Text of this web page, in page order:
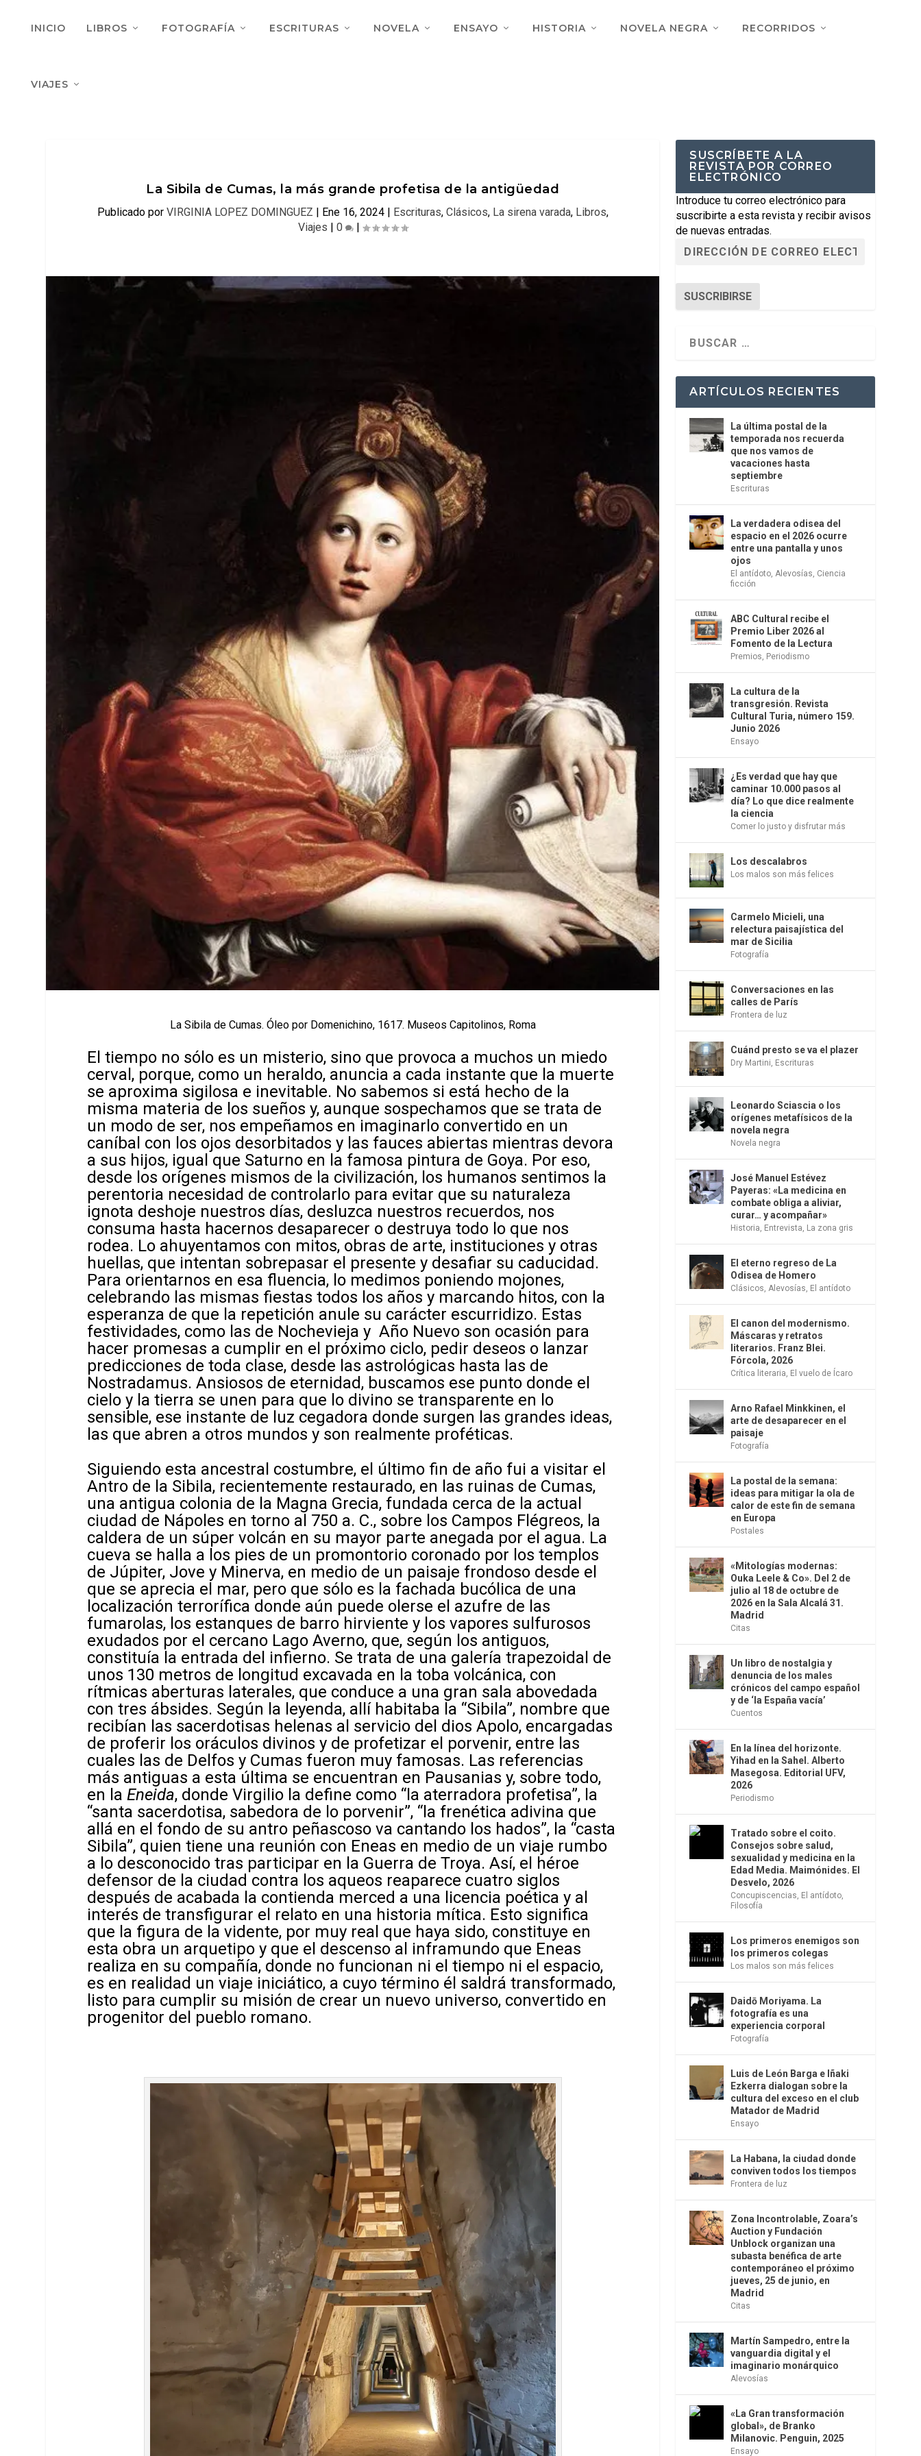
INICIO LIBROS FOTOGRAFÍA ESCRITURAS NOVELA ENSAYO HISTORIA NOVELA NEGRA RECORRIDOS
VIAJES
La Sibila de Cumas, la más grande profetisa de la antigüedad
Publicado por VIRGINIA LOPEZ DOMINGUEZ | Ene 16, 2024| Escrituras, Clásicos, La sirena varada, Libros,
Viajes | 0 |
La Sibila de Cumas. Óleo por Domenichino, 1617. Museos Capitolinos, Roma
El tiempo no sólo es un misterio, sino que provoca a muchos un miedo
cerval, porque, como un heraldo, anuncia a cada instante que la muerte
se aproxima sigilosa e inevitable. No sabemos si está hecho de la
misma materia de los sueños y, aunque sospechamos que se trata de
un modo de ser, nos empeñamos en imaginarlo convertido en un
caníbal con los ojos desorbitados y las fauces abiertas mientras devora
a sus hijos, igual que Saturno en la famosa pintura de Goya. Por eso,
desde los orígenes mismos de la civilización, los humanos sentimos la
perentoria necesidad de controlarlo para evitar que su naturaleza
ignota deshoje nuestros días, desluzca nuestros recuerdos, nos
consuma hasta hacernos desaparecer o destruya todo lo que nos
rodea. Lo ahuyentamos con mitos, obras de arte, instituciones y otras
huellas, que intentan sobrepasar el presente y desafiar su caducidad.
Para orientarnos en esa fluencia, lo medimos poniendo mojones,
celebrando las mismas fiestas todos los años y marcando hitos, con la
esperanza de que la repetición anule su carácter escurridizo. Estas
festividades, como las de Nochevieja y Año Nuevo son ocasión para
hacer promesas a cumplir en el próximo ciclo, pedir deseos o lanzar
predicciones de toda clase, desde las astrológicas hasta las de
Nostradamus. Ansiosos de eternidad, buscamos ese punto donde el
cielo y la tierra se unen para que lo divino se transparente en lo
sensible, ese instante de luz cegadora donde surgen las grandes ideas,
las que abren a otros mundos y son realmente proféticas.
Siguiendo esta ancestral costumbre, el último fin de año fui a visitar el
Antro de la Sibila, recientemente restaurado, en las ruinas de Cumas,
una antigua colonia de la Magna Grecia, fundada cerca de la actual
ciudad de Nápoles en torno al 750 a. C., sobre los Campos Flégreos, la
caldera de un súper volcán en su mayor parte anegada por el agua. La
cueva se halla a los pies de un promontorio coronado por los templos
de Júpiter, Jove y Minerva, en medio de un paisaje frondoso desde el
que se aprecia el mar, pero que sólo es la fachada bucólica de una
localización terrorífica donde aún puede olerse el azufre de las
fumarolas, los estanques de barro hirviente y los vapores sulfurosos
exudados por el cercano Lago Averno, que, según los antiguos,
constituía la entrada del infierno. Se trata de una galería trapezoidal de
unos 130 metros de longitud excavada en la toba volcánica, con
rítmicas aberturas laterales, que conduce a una gran sala abovedada
con tres ábsides. Según la leyenda, allí habitaba la “Sibila”, nombre que
recibían las sacerdotisas helenas al servicio del dios Apolo, encargadas
de proferir los oráculos divinos y de profetizar el porvenir, entre las
cuales las de Delfos y Cumas fueron muy famosas. Las referencias
más antiguas a esta última se encuentran en Pausanias y, sobre todo,
en laEneida, donde Virgilio la define como “la aterradora profetisa”, la
“santa sacerdotisa, sabedora de lo porvenir”, “la frenética adivina que
allá en el fondo de su antro peñascoso va cantando los hados”, la “casta
Sibila”, quien tiene una reunión con Eneas en medio de un viaje rumbo
a lo desconocido tras participar en la Guerra de Troya. Así, el héroe
defensor de la ciudad contra los aqueos reaparece cuatro siglos
después de acabada la contienda merced a una licencia poética y al
interés de transfigurar el relato en una historia mítica. Esto significa
que la figura de la vidente, por muy real que haya sido, constituye en
esta obra un arquetipo y que el descenso al inframundo que Eneas
realiza en su compañía, donde no funcionan ni el tiempo ni el espacio,
es en realidad un viaje iniciático, a cuyo término él saldrá transformado,
listo para cumplir su misión de crear un nuevo universo, convertido en
progenitor del pueblo romano.
SUSCRÍBETE A LA
REVISTA POR CORREO
ELECTRÓNICO
Introduce tu correo electrónico para
suscribirte a esta revista y recibir avisos
de nuevas entradas.
SUSCRIBIRSE
ARTÍCULOS RECIENTES
La última postal de la
temporada nos recuerda
que nos vamos de
vacaciones hasta
septiembre
Escrituras
La verdadera odisea del
espacio en el 2026 ocurre
entre una pantalla y unos
ojos
El antídoto Alevosías Ciencia
ficción
ABC Cultural recibe el
Premio Liber 2026 al
Fomento de la Lectura
Premios Periodismo
La cultura de la
transgresión. Revista
Cultural Turia, número 159.
Junio 2026
Ensayo
¿Es verdad que hay que
caminar 10.000 pasos al
día? Lo que dice realmente
la ciencia
Comer lo justo y disfrutar más
Los descalabros
Los malos son más felices
Carmelo Micieli, una
relectura paisajística del
mar de Sicilia
Fotografía
Conversaciones en las
calles de París
Frontera de luz
Cuánd presto se va el plazer
Dry Martini Escrituras
Leonardo Sciascia o los
orígenes metafísicos de la
novela negra
Novela negra
José Manuel Estévez
Payeras: «La medicina en
combate obliga a aliviar,
curar… y acompañar»
Historia Entrevista La zona gris
El eterno regreso de La
Odisea de Homero
Clásicos Alevosías El antídoto
El canon del modernismo.
Máscaras y retratos
literarios. Franz Blei.
Fórcola, 2026
Crítica literaria El vuelo de Ícaro
Arno Rafael Minkkinen, el
arte de desaparecer en el
paisaje
Fotografía
La postal de la semana:
ideas para mitigar la ola de
calor de este fin de semana
en Europa
Postales
«Mitologías modernas:
Ouka Leele & Co». Del 2 de
julio al 18 de octubre de
2026 en la Sala Alcalá 31.
Madrid
Citas
Un libro de nostalgia y
denuncia de los males
crónicos del campo español
y de ‘la España vacía’
Cuentos
En la línea del horizonte.
Yihad en la Sahel. Alberto
Masegosa. Editorial UFV,
2026
Periodismo
Tratado sobre el coito.
Consejos sobre salud,
sexualidad y medicina en la
Edad Media. Maimónides. El
Desvelo, 2026
Concupiscencias El antídoto
Filosofía
Los primeros enemigos son
los primeros colegas
Los malos son más felices
Daidō Moriyama. La
fotografía es una
experiencia corporal
Fotografía
Luis de León Barga e Iñaki
Ezkerra dialogan sobre la
cultura del exceso en el club
Matador de Madrid
Ensayo
La Habana, la ciudad donde
conviven todos los tiempos
Frontera de luz
Zona Incontrolable, Zoara’s
Auction y Fundación
Unblock organizan una
subasta benéfica de arte
contemporáneo el próximo
jueves, 25 de junio, en
Madrid
Citas
Martín Sampedro, entre la
vanguardia digital y el
imaginario monárquico
Alevosías
«La Gran transformación
global», de Branko
Milanovic. Penguin, 2025
Ensayo